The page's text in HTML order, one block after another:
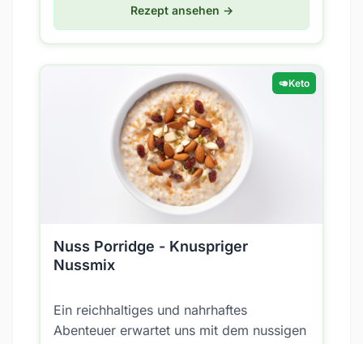
Rezept ansehen →
🥑Keto
Nuss Porridge - Knuspriger
Nussmix
Ein reichhaltiges und nahrhaftes
Abenteuer erwartet uns mit dem nussigen